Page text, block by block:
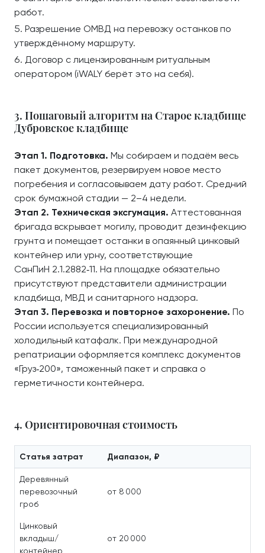
работ.
Разрешение ОМВД на перевозку останков по
утверждённому маршруту.
Договор с лицензированным ритуальным
оператором (iWALY берёт это на себя).
3. Пошаговый алгоритм на Старое кладбище
Дубровское кладбище
Этап 1. Подготовка. Мы собираем и подаём весь
пакет документов, резервируем новое место
погребения и согласовываем дату работ. Средний
срок бумажной стадии — 2–4 недели.
Этап 2. Техническая эксгумация. Аттестованная
бригада вскрывает могилу, проводит дезинфекцию
грунта и помещает останки в опаянный цинковый
контейнер или урну, соответствующие
СанПиН 2.1.2882‑11. На площадке обязательно
присутствуют представители администрации
кладбища, МВД и санитарного надзора.
Этап 3. Перевозка и повторное захоронение. По
России используется специализированный
холодильный катафалк. При международной
репатриации оформляется комплекс документов
«Груз‑200», таможенный пакет и справка о
герметичности контейнера.
4. Ориентировочная стоимость
Статья затрат Диапазон, ₽
Деревянный
перевозочный
гроб
от 8 000
Цинковый
вкладыш/
контейнер
от 20 000